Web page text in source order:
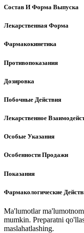
Состав И Форма Выпуска
Лекарственная Форма
Фармакокинетика
Противопоказания
Дозировка
Побочные Действия
Лекарственное
Особые Указания
Особенности Продажи
Показания
Фармакологические
Ma'lumotlar
mumkin. Preparatni
maslahatlashing.